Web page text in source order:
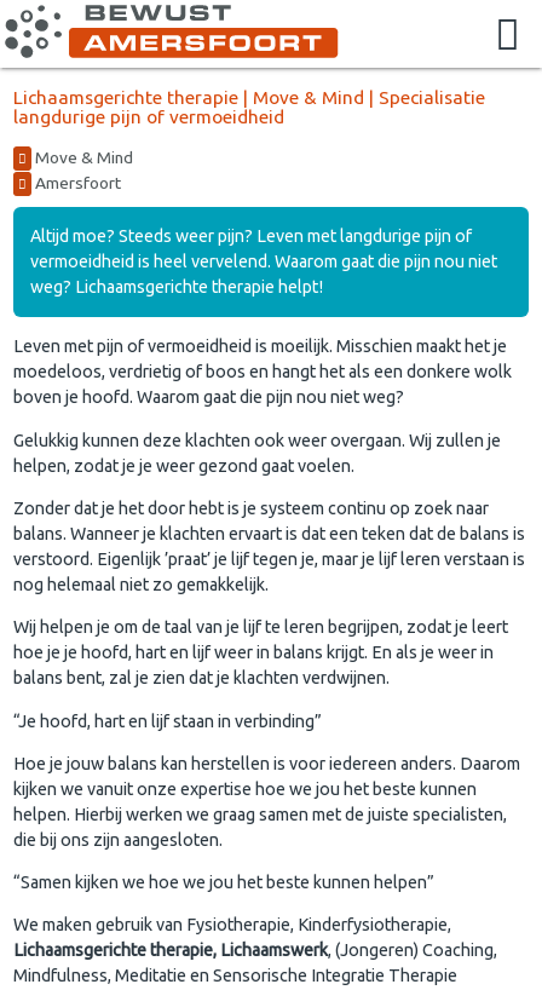
Lichaamsgerichte therapie | Move & Mind | Specialisatie
langdurige pijn of vermoeidheid
Move & Mind
Amersfoort
Altijd moe? Steeds weer pijn? Leven met langdurige pijn of
vermoeidheid is heel vervelend. Waarom gaat die pijn nou niet
weg? Lichaamsgerichte therapie helpt!
Leven met pijn of vermoeidheid is moeilijk. Misschien maakt het je
moedeloos, verdrietig of boos en hangt het als een donkere wolk
boven je hoofd. Waarom gaat die pijn nou niet weg?
Gelukkig kunnen deze klachten ook weer overgaan. Wij zullen je
helpen, zodat je je weer gezond gaat voelen.
Zonder dat je het door hebt is je systeem continu op zoek naar
balans. Wanneer je klachten ervaart is dat een teken dat de balans is
verstoord. Eigenlijk ’praat’ je lijf tegen je, maar je lijf leren verstaan is
nog helemaal niet zo gemakkelijk.
Wij helpen je om de taal van je lijf te leren begrijpen, zodat je leert
hoe je je hoofd, hart en lijf weer in balans krijgt. En als je weer in
balans bent, zal je zien dat je klachten verdwijnen.
“Je hoofd, hart en lijf staan in verbinding”
Hoe je jouw balans kan herstellen is voor iedereen anders. Daarom
kijken we vanuit onze expertise hoe we jou het beste kunnen
helpen. Hierbij werken we graag samen met de juiste specialisten,
die bij ons zijn aangesloten.
“Samen kijken we hoe we jou het beste kunnen helpen”
We maken gebruik van Fysiotherapie, Kinderfysiotherapie,
Lichaamsgerichte therapie, Lichaamswerk, (Jongeren) Coaching,
Mindfulness, Meditatie en Sensorische Integratie Therapie